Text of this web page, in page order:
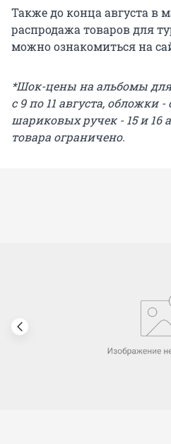
Также до конца августа в
распродажа товаров для
можно ознакомиться на
*Шок-цены на альбомы
с 9 по 11 августа, обложки -
шариковых ручек - 15 и 16
товара ограничено.